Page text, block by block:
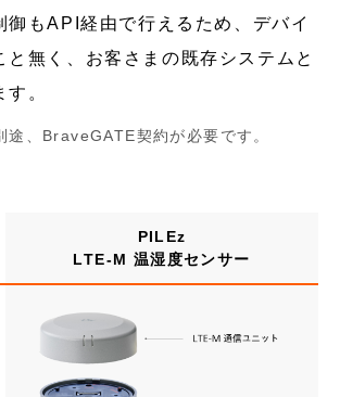
御もAPI経由で行えるため、デバイ
と無く、お客さまの既存システムと
。
途、BraveGATE契約が必要です。
PILEz
LTE-M 温湿度センサー